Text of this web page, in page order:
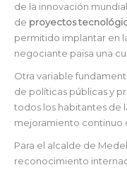
de la innovación
de proyectos
permitido implantar en
negociante paisa una
Otra variable
de políticas públicas y
todos los habitantes de
mejoramiento continuo
Para el alcalde de
reconocimiento